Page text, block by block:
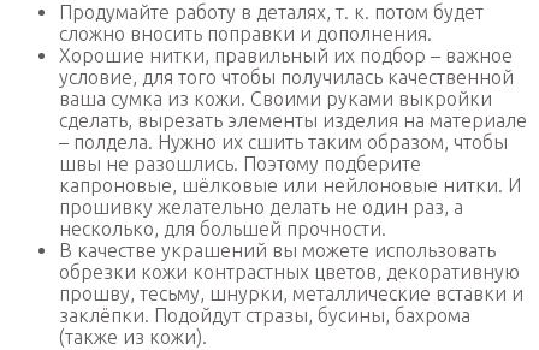
Продумайте работу в деталях, т. к. потом будет
сложно вносить поправки и дополнения.
Хорошие нитки, правильный их подбор – важное
условие, для того чтобы получилась качественной
ваша сумка из кожи. Своими руками выкройки
сделать, вырезать элементы изделия на материале
– полдела. Нужно их сшить таким образом, чтобы
швы не разошлись. Поэтому подберите
капроновые, шёлковые или нейлоновые нитки. И
прошивку желательно делать не один раз, а
несколько, для большей прочности.
В качестве украшений вы можете использовать
обрезки кожи контрастных цветов, декоративную
прошву, тесьму, шнурки, металлические вставки и
заклёпки. Подойдут стразы, бусины, бахрома
(также из кожи).